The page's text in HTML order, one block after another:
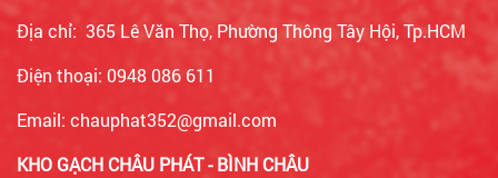
Địa chỉ: 365 Lê Văn Thọ, Phường Thông Tây Hội, Tp.HCM
Điện thoại: 0948 086 611
Email: chauphat352@gmail.com
KHO GẠCH CHÂU PHÁT - BÌNH CHÂU